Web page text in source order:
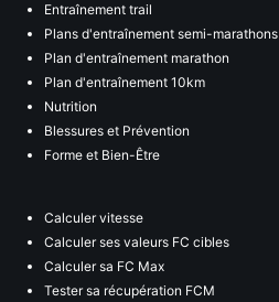
Entraînement trail
Plans d'entraînement semi-marathons
Plan d'entraînement marathon
Plan d'entraînement 10km
Nutrition
Blessures et Prévention
Forme et Bien-Être
Calculer vitesse
Calculer ses valeurs FC cibles
Calculer sa FC Max
Tester sa récupération FCM